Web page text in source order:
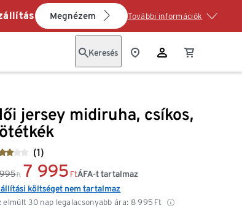
Megnézem További információk
Keresés
jersey midiruha, csíkos,
(1)
Ft 7 995 Ft
elmúlt 30 nap legalacsonyabb ára: 8 995 Ft
ÁFA-t tartalmaz
költséget nem tartalmaz